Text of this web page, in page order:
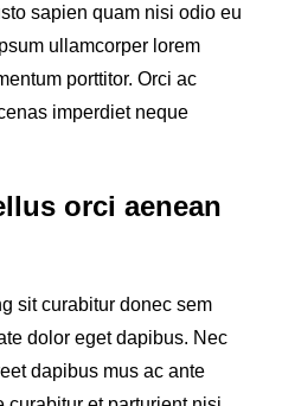
sapien quam nisi odio eu
ullamcorper lorem
porttitor. Orci ac
imperdiet neque
orci aenean
sit curabitur donec sem
dolor eget dapibus. Nec
dapibus mus ac ante